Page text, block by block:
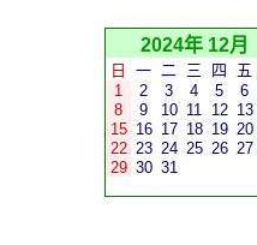
2024年 12月
日 一 二 三 四 五
1
2 3 4 5 6
8
9 10 11 12 13
15 16 17 18 19 20
22 23 24 25 26 27
29 30 31